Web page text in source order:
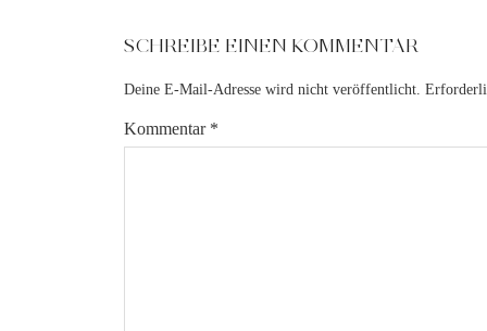
SCHREIBE EINEN KOMMENTAR
Deine E-Mail-Adresse wird nicht veröffentlicht.
Kommentar *